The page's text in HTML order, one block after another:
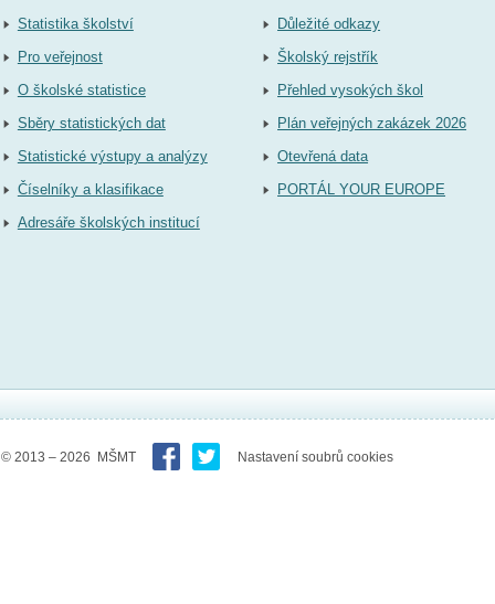
Statistika školství
Pro veřejnost
O školské statistice
Sběry statistických dat
Statistické výstupy a analýzy
Číselníky a klasifikace
Adresáře školských institucí
Důležité odkazy
Školský rejstřík
Přehled vysokých škol
Plán veřejných zakázek 2026
Otevřená data
PORTÁL YOUR EUROPE
© 2013 – 2026 MŠMT Nastavení soubrů cookies